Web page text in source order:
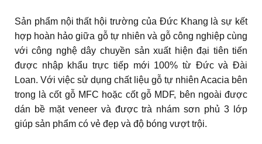
Sản phẩm nội thất hội trường của Đức Khang là sự kết
hợp hoàn hảo giữa gỗ tự nhiên và gỗ công nghiệp cùng
với công nghệ dây chuyền sản xuất hiện đại tiên tiến
được nhập khẩu trực tiếp mới 100% từ Đức và Đài
Loan. Với việc sử dụng chất liệu gỗ tự nhiên Acacia bên
trong là cốt gỗ MFC hoặc cốt gỗ MDF, bên ngoài được
dán bề mặt veneer và được trà nhám sơn phủ 3 lớp
giúp sản phẩm có vẻ đẹp và độ bóng vượt trội.